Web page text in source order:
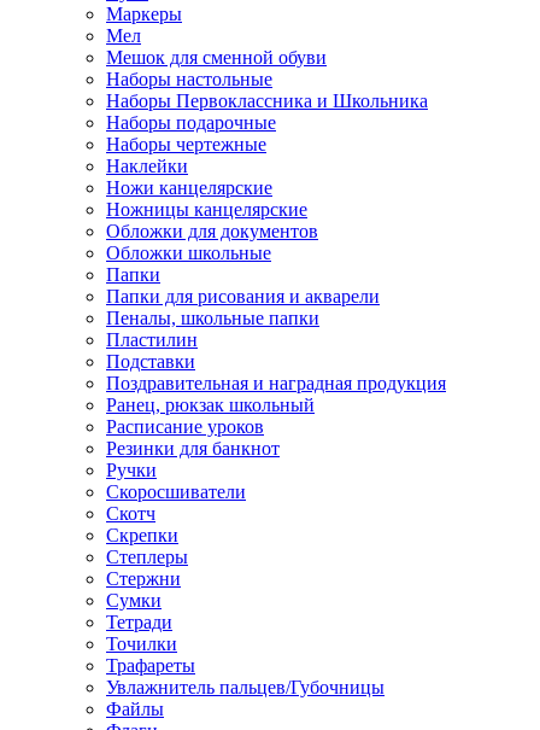
Маркеры
Мел
Мешок для сменной обуви
Наборы настольные
Наборы Первоклассника и Школьника
Наборы подарочные
Наборы чертежные
Наклейки
Ножи канцелярские
Ножницы канцелярские
Обложки для документов
Обложки школьные
Папки
Папки для рисования и акварели
Пеналы, школьные папки
Пластилин
Подставки
Поздравительная и наградная продукция
Ранец, рюкзак школьный
Расписание уроков
Резинки для банкнот
Ручки
Скоросшиватели
Скотч
Скрепки
Степлеры
Стержни
Сумки
Тетради
Точилки
Трафареты
Увлажнитель пальцев/Губочницы
Файлы